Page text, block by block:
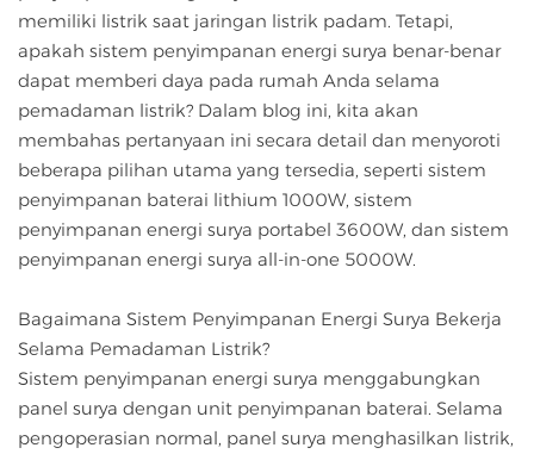
memiliki listrik saat jaringan listrik padam. Tetapi,
apakah sistem penyimpanan energi surya benar-benar
dapat memberi daya pada rumah Anda selama
pemadaman listrik? Dalam blog ini, kita akan
membahas pertanyaan ini secara detail dan menyoroti
beberapa pilihan utama yang tersedia, seperti sistem
penyimpanan baterai lithium 1000W, sistem
penyimpanan energi surya portabel 3600W, dan sistem
penyimpanan energi surya all-in-one 5000W.
Bagaimana Sistem Penyimpanan Energi Surya Bekerja
Selama Pemadaman Listrik?
Sistem penyimpanan energi surya menggabungkan
panel surya dengan unit penyimpanan baterai. Selama
pengoperasian normal, panel surya menghasilkan listrik,